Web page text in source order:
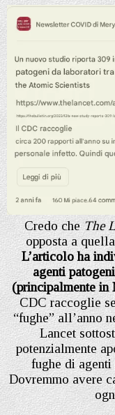
Credo cheThe
opposta a
L’articolo ha
agenti
(principalmente in
CDC raccoglie
“fughe” all’anno
Lancet
potenzialmente
fughe di
Dovremmo avere